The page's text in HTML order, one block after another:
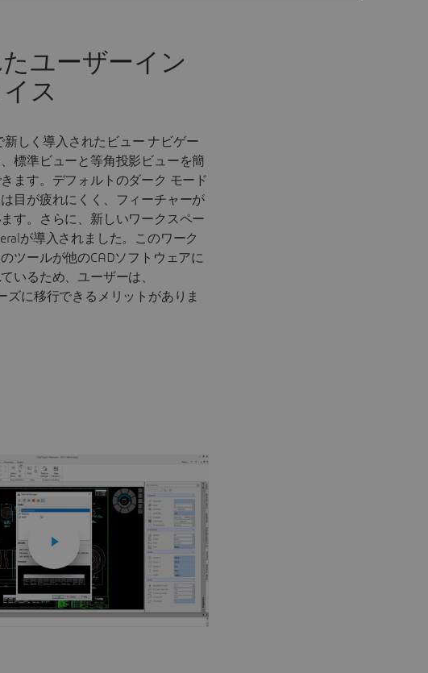
ユーザーイン
ス
しく導入されたビュー ナビゲー
標準ビューと等角投影ビューを簡
ます。デフォルトのダーク モード
目が疲れにくく、フィーチャーが
す。さらに、新しいワークスペー
が導入されました。このワーク
ツールが他のCADソフトウェアに
いるため、ユーザーは、
ズに移行できるメリットがありま